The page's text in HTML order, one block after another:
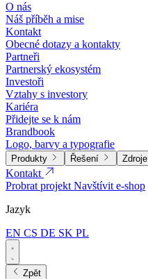
O nás
Náš příběh a mise
Kontakt
Obecné dotazy a kontakty
Partneři
Partnerský ekosystém
Investoři
Vztahy s investory
Kariéra
Přidejte se k nám
Brandbook
Logo, barvy a typografie
Produkty Řešení Zdroje
Kontakt
Probrat projektNavštívit e-shop
Jazyk
EN CS DE SK PL
Zpět